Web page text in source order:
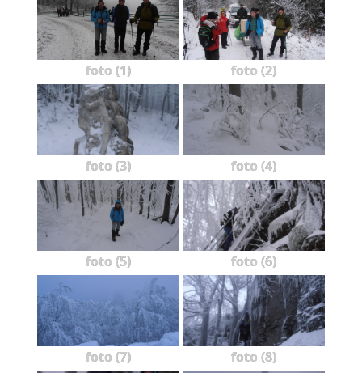
foto (1) foto (2)
foto (3) foto (4)
foto (5) foto (6)
foto (7) foto (8)